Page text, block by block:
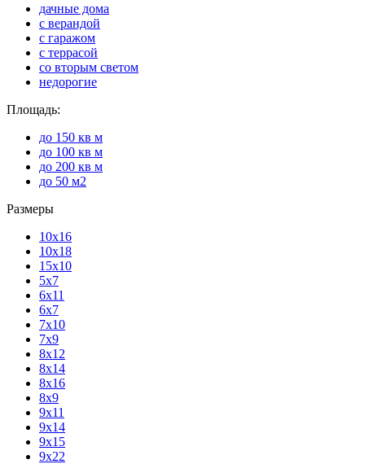
дачные дома
с верандой
с гаражом
с террасой
со вторым светом
недорогие
Площадь:
до 150 кв м
до 100 кв м
до 200 кв м
до 50 м2
Размеры
10х16
10х18
15х10
5х7
6х11
6х7
7х10
7х9
8х12
8х14
8х16
8х9
9х11
9х14
9х15
9х22